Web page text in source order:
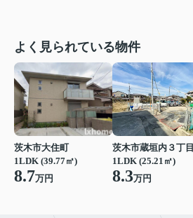
よく見られている物件
茨木市大住町
1LDK (39.77㎡)
8.7万円
茨木市蔵垣内３丁目
1LDK (25.21㎡)
8.3万円